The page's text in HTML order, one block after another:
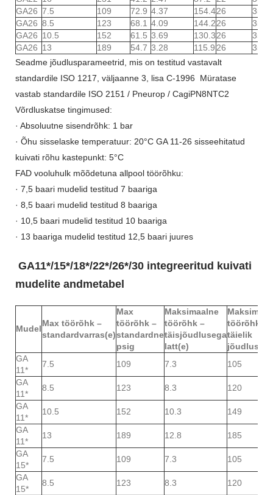
GA26 7.5 109 72.9 4.37 154.426
35
GA26 8.5 123 68.1 4.09 144.226
35
GA26 10.5 152 61.5 3.69 130.326
35
GA26 13 189 54.7 3.28 115.9 26
35
Seadme jõudlusparameetrid, mis on testitud vastavalt
standardile ISO 1217, väljaanne 3, lisa C-1996 Müratase
vastab standardile ISO 2151 / Pneurop / CagiPN8NTC2
Võrdluskatse tingimused:
· Absoluutne sisendrõhk: 1 bar
· Õhu sisselaske temperatuur: 20°C GA 11-26 sisseehitatud
kuivati ​​rõhu kastepunkt: 5°C
FAD vooluhulk mõõdetuna allpool töörõhku:
· 7,5 baari mudelid testitud 7 baariga
· 8,5 baari mudelid testitud 8 baariga
· 10,5 baari mudelid testitud 10 baariga
· 13 baariga mudelid testitud 12,5 baari juures
GA11*/15*/18*/22*/26*/30 integreeritud kuivati
​​mudelite andmetabel
Mudel
Max töörõhk –
standardvarras(e)
Max
töörõhk –
standardne
psig
Maksimaalne
töörõhk –
täisjõudlusega
latt(e)
töörõhk –
täielik
jõudlus
GA
11*
7.5 109 7.3
105
GA
11*
8.5 123 8.3
120
GA
11*
10.5 152 10.3
149
GA
11*
13 189 12.8
185
GA
15*
7.5 109 7.3
105
GA
15*
8.5 123 8.3
120